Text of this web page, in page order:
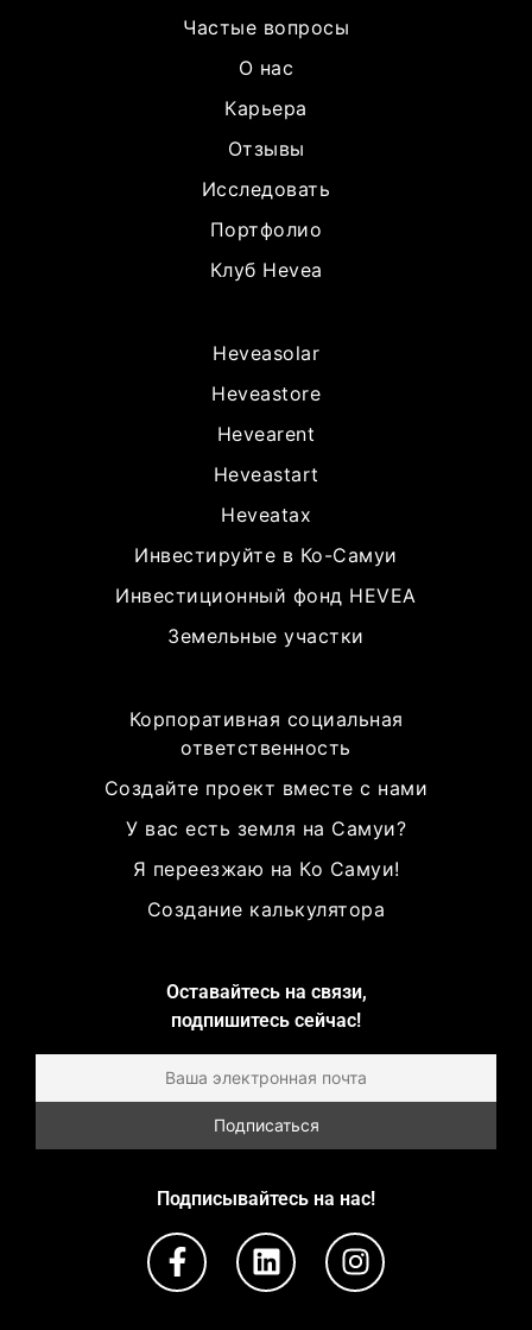
Частые вопросы
О нас
Карьера
Отзывы
Исследовать
Портфолио
Клуб Hevea
Heveasolar
Heveastore
Hevearent
Heveastart
Heveatax
Инвестируйте в Ко-Самуи
Инвестиционный фонд HEVEA
Земельные участки
Корпоративная социальная
ответственность
Создайте проект вместе с нами
У вас есть земля на Самуи?
Я переезжаю на Ко Самуи!
Создание калькулятора
Оставайтесь на связи,
подпишитесь сейчас!
Подписывайтесь на нас!